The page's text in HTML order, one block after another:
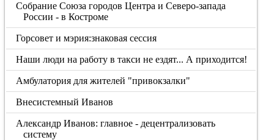
Собрание Союза городов Центра и Северо-запада
России - в Костроме
Горсовет и мэрия:знаковая сессия
Наши люди на работу в такси не ездят... А приходится!
Амбулатория для жителей "привокзалки"
Внесистемный Иванов
Александр Иванов: главное - децентрализовать
систему